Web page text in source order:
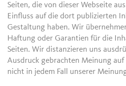
Seiten, die von dieser Webseite
Einfluss auf die dort publizierten
Gestaltung haben. Wir
Haftung oder Garantien für die
Seiten. Wir distanzieren uns
Ausdruck gebrachten Meinung auf
nicht in jedem Fall unserer